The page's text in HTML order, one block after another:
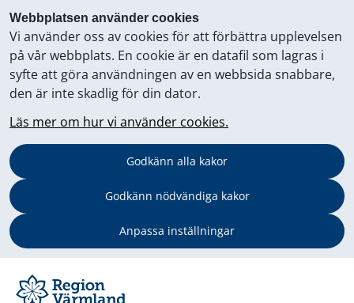
Webbplatsen använder cookies
Vi använder oss av cookies för att förbättra upplevelsen
på vår webbplats. En cookie är en datafil som lagras i
syfte att göra användningen av en webbsida snabbare,
den är inte skadlig för din dator.
Läs mer om hur vi använder cookies.
Godkänn alla kakor
Godkänn nödvändiga kakor
Anpassa inställningar